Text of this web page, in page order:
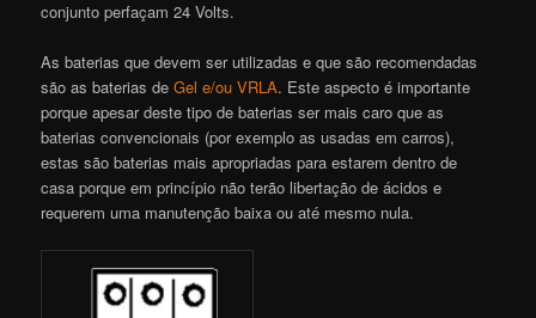
conjunto perfaçam 24 Volts.
As baterias que devem ser utilizadas e que são recomendadas
são as baterias deGel e/ou VRLA. Este aspecto é importante
porque apesar deste tipo de baterias ser mais caro que as
baterias convencionais (por exemplo as usadas em carros),
estas são baterias mais apropriadas para estarem dentro de
casa porque em princípio não terão libertação de ácidos e
requerem uma manutenção baixa ou até mesmo nula.